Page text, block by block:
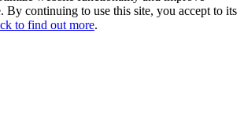
By continuing to use this site, you accept to its
to find out more.